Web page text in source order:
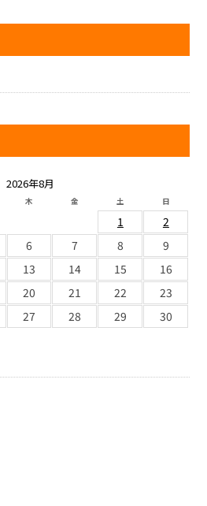
2026年8月
木 金 土 日
1
2
6 7 8
9
13 14 15
16
20 21 22
23
27 28 29
30